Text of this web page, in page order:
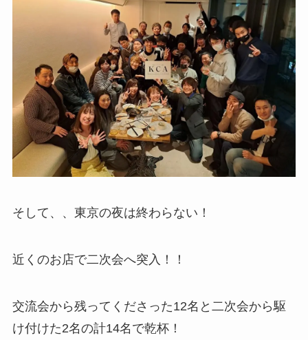
そして、、東京の夜は終わらない！
近くのお店で二次会へ突入！！
交流会から残ってくださった12名と二次会から駆
け付けた2名の計14名で乾杯！